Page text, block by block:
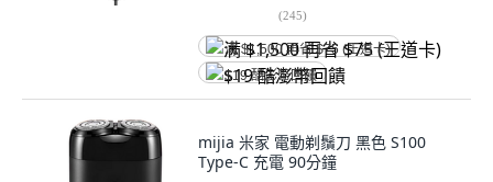
(245)
满 $1,500 再省 $75 (王道卡)
$19 酷澎幣回饋
mijia 米家 電動剃鬚刀 黑色 S100
Type-C 充電 90分鐘